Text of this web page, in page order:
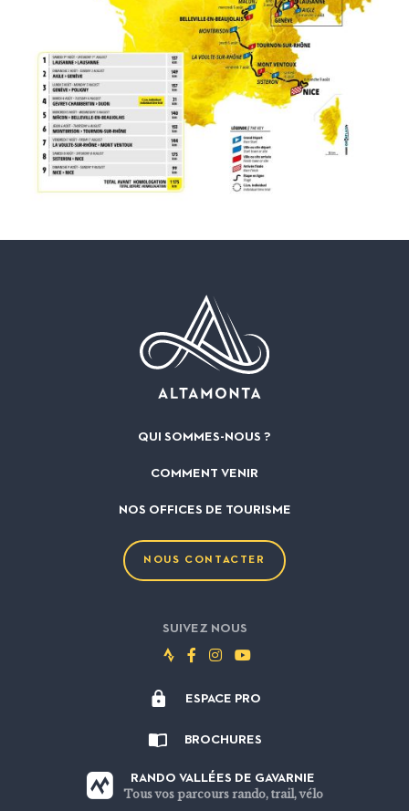
QUI SOMMES-NOUS ?
COMMENT VENIR
NOS OFFICES DE TOURISME
NOUS CONTACTER
SUIVEZ NOUS
Suivez-
Strava
Suivez-
Facebook
Suivez-
Instagram
Suivez-
Youtube
ESPACE PRO
BROCHURES
RANDO VALLÉES DE GAVARNIE
Tous vos parcours rando, trail, vélo